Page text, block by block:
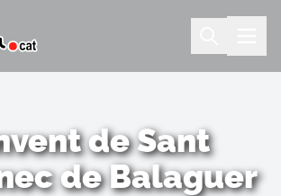
de Sant
de Balaguer